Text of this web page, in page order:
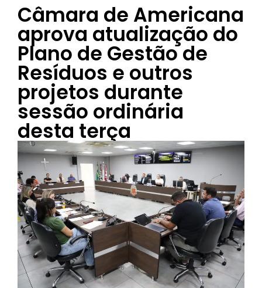
Câmara de Americana
aprova atualização do
Plano de Gestão de
Resíduos e outros
projetos durante
sessão ordinária
desta terça